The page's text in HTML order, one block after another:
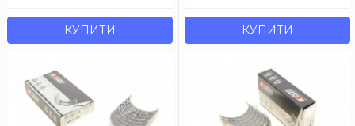
КУПИТИ КУПИТИ